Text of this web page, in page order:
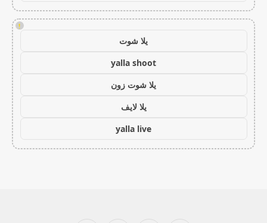
!
يلا شوت
yalla shoot
يلا شوت زون
يلا لايف
yalla live